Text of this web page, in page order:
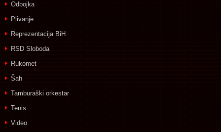
Odbojka
Plivanje
Reprezentacija BiH
RSD Sloboda
Rukomet
Šah
Tamburaški orkestar
Tenis
Video